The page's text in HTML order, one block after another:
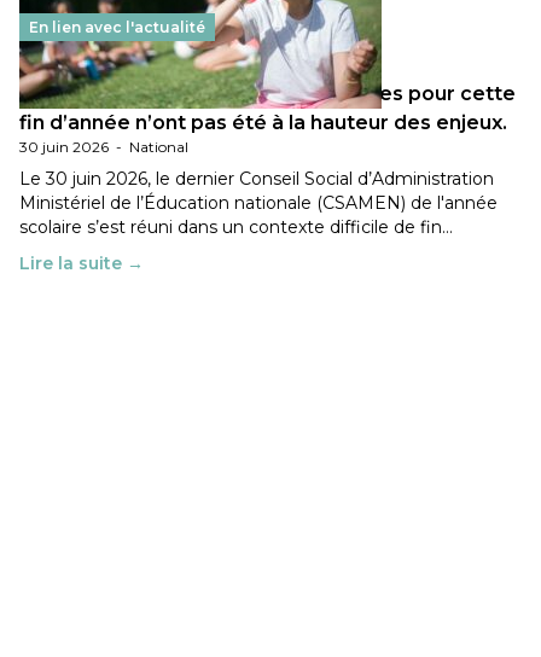
En lien avec l'actualité
Les décisions ministérielles attendues pour cette
fin d’année n’ont pas été à la hauteur des enjeux.
30 juin 2026 - National
Le 30 juin 2026, le dernier Conseil Social d’Administration
Ministériel de l’Éducation nationale (CSAMEN) de l'année
scolaire s’est réuni dans un contexte difficile de fin…
Lire la suite →